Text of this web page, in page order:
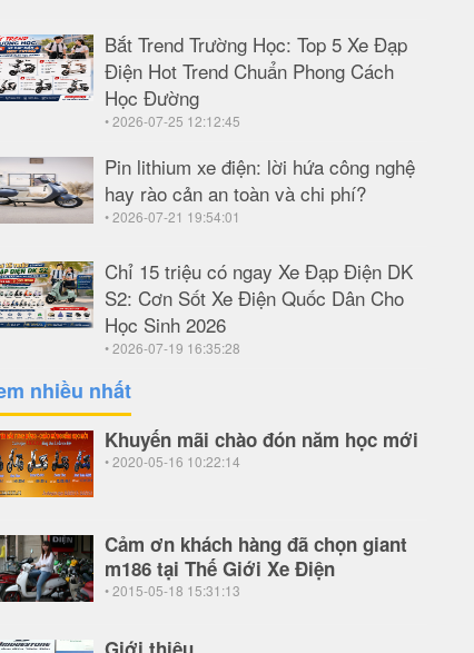
Bắt Trend Trường Học: Top 5 Xe Đạp
Điện Hot Trend Chuẩn Phong Cách
Học Đường
• 2026-07-25 12:12:45
Pin lithium xe điện: lời hứa công nghệ
hay rào cản an toàn và chi phí?
• 2026-07-21 19:54:01
Chỉ 15 triệu có ngay Xe Đạp Điện DK
S2: Cơn Sốt Xe Điện Quốc Dân Cho
Học Sinh 2026
• 2026-07-19 16:35:28
nhiều nhất
Khuyến mãi chào đón năm học mới
• 2020-05-16 10:22:14
Cảm ơn khách hàng đã chọn giant
m186 tại Thế Giới Xe Điện
• 2015-05-18 15:31:13